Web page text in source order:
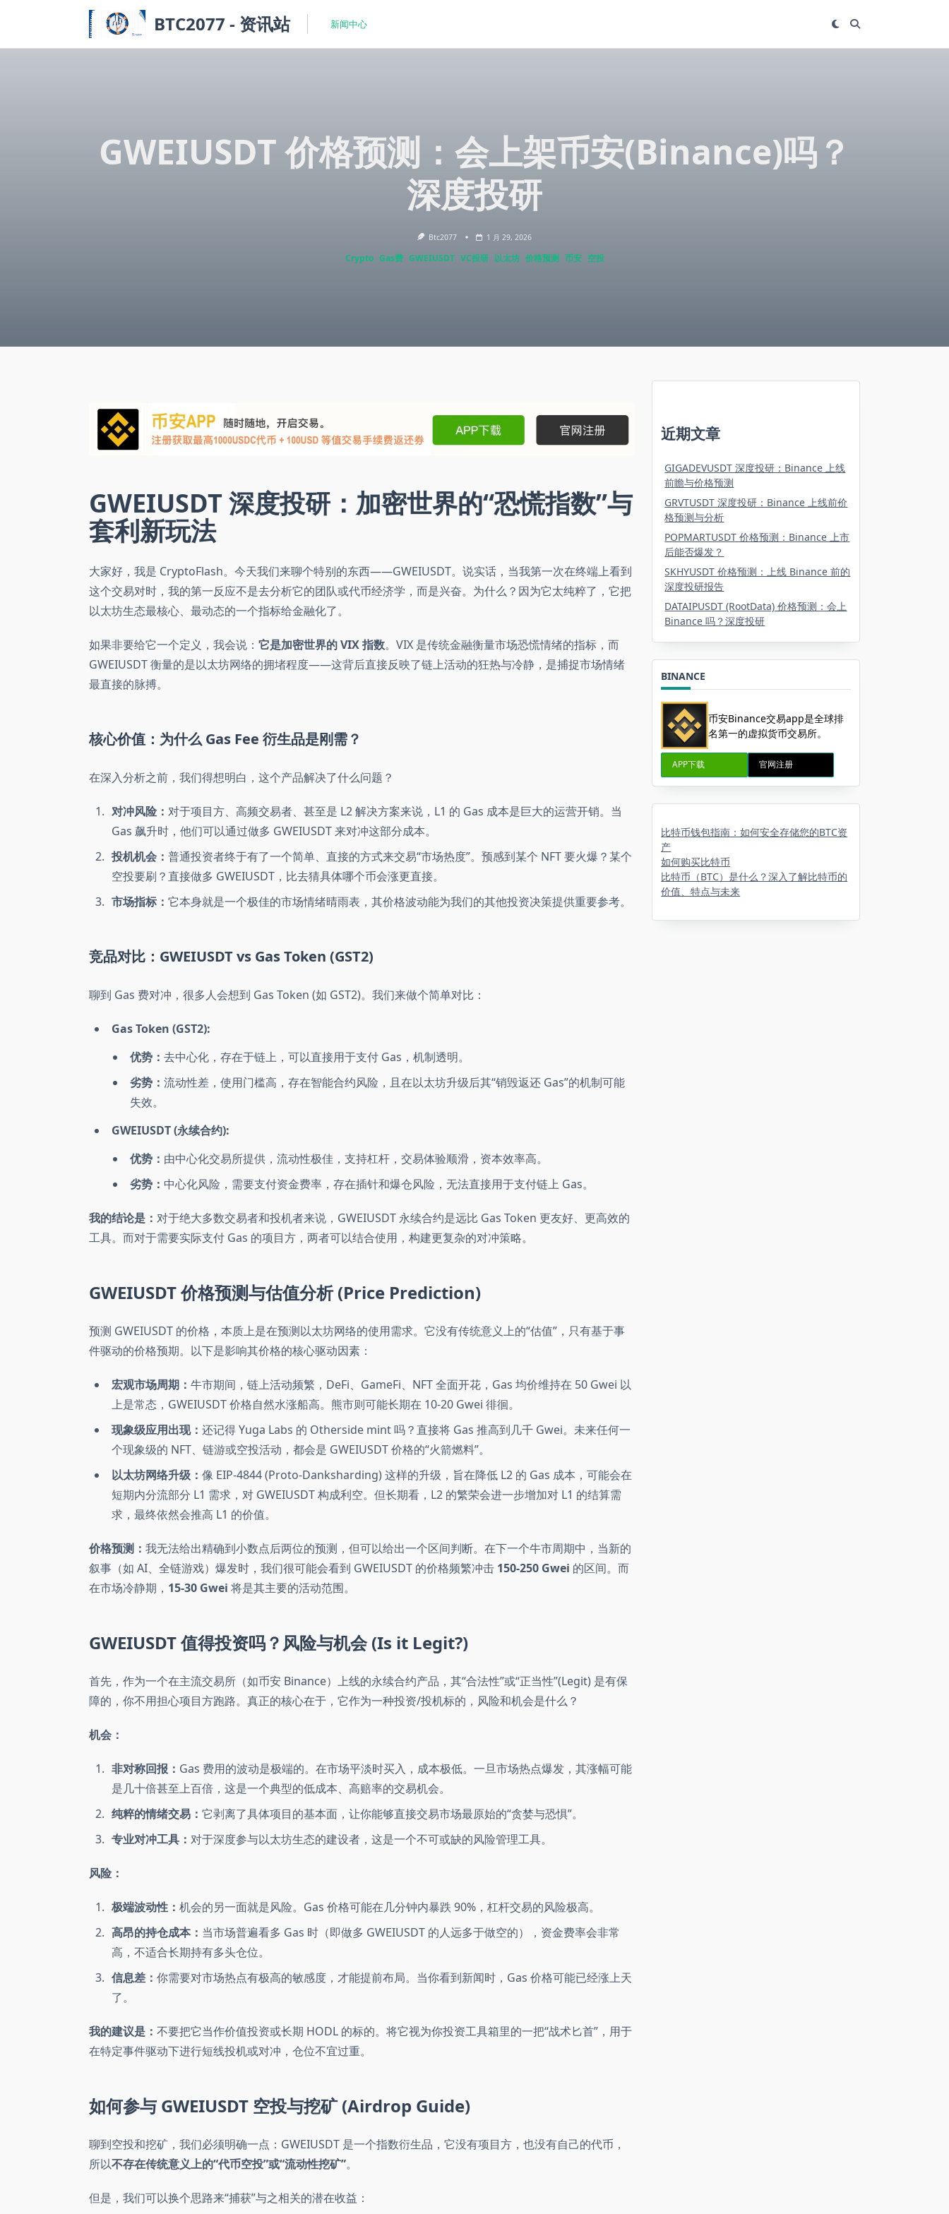
BTC2077 - 资讯站 新闻中心
GWEIUSDT 价格预测：会上架币安(Binance)吗？
深度投研
Btc2077 1 月 29, 2026
Crypto Gas费 GWEIUSDT VC投研 以太坊 价格预测 币安 空投
GWEIUSDT 深度投研：加密世界的“恐慌指数”与
套利新玩法
大家好，我是 CryptoFlash。今天我们来聊个特别的东西——GWEIUSDT。说实话，当我第一次在终端上看到
这个交易对时，我的第一反应不是去分析它的团队或代币经济学，而是兴奋。为什么？因为它太纯粹了，它把
以太坊生态最核心、最动态的一个指标给金融化了。
如果非要给它一个定义，我会说： 它是加密世界的 VIX 指数。VIX 是传统金融衡量市场恐慌情绪的指标，而
GWEIUSDT 衡量的是以太坊网络的拥堵程度——这背后直接反映了链上活动的狂热与冷静，是捕捉市场情绪
最直接的脉搏。
核心价值：为什么 Gas Fee 衍生品是刚需？
在深入分析之前，我们得想明白，这个产品解决了什么问题？
对冲风险： 对于项目方、高频交易者、甚至是 L2 解决方案来说，L1 的 Gas 成本是巨大的运营开销。当
Gas 飙升时，他们可以通过做多 GWEIUSDT 来对冲这部分成本。
投机机会： 普通投资者终于有了一个简单、直接的方式来交易“市场热度”。预感到某个 NFT 要火爆？某个
空投要刷？直接做多 GWEIUSDT，比去猜具体哪个币会涨更直接。
市场指标： 它本身就是一个极佳的市场情绪晴雨表，其价格波动能为我们的其他投资决策提供重要参考。
竞品对比：GWEIUSDT vs Gas Token (GST2)
聊到 Gas 费对冲，很多人会想到 Gas Token (如 GST2)。我们来做个简单对比：
Gas Token (GST2):
优势： 去中心化，存在于链上，可以直接用于支付 Gas，机制透明。
劣势： 流动性差，使用门槛高，存在智能合约风险，且在以太坊升级后其“销毁返还 Gas”的机制可能
失效。
GWEIUSDT (永续合约):
优势： 由中心化交易所提供，流动性极佳，支持杠杆，交易体验顺滑，资本效率高。
劣势： 中心化风险，需要支付资金费率，存在插针和爆仓风险，无法直接用于支付链上 Gas。
我的结论是： 对于绝大多数交易者和投机者来说，GWEIUSDT 永续合约是远比 Gas Token 更友好、更高效的
工具。而对于需要实际支付 Gas 的项目方，两者可以结合使用，构建更复杂的对冲策略。
GWEIUSDT 价格预测与估值分析 (Price Prediction)
预测 GWEIUSDT 的价格，本质上是在预测以太坊网络的使用需求。它没有传统意义上的“估值”，只有基于事
件驱动的价格预期。以下是影响其价格的核心驱动因素：
宏观市场周期： 牛市期间，链上活动频繁，DeFi、GameFi、NFT 全面开花，Gas 均价维持在 50 Gwei 以
上是常态，GWEIUSDT 价格自然水涨船高。熊市则可能长期在 10-20 Gwei 徘徊。
现象级应用出现： 还记得 Yuga Labs 的 Otherside mint 吗？直接将 Gas 推高到几千 Gwei。未来任何一
个现象级的 NFT、链游或空投活动，都会是 GWEIUSDT 价格的“火箭燃料”。
以太坊网络升级： 像 EIP-4844 (Proto-Danksharding) 这样的升级，旨在降低 L2 的 Gas 成本，可能会在
短期内分流部分 L1 需求，对 GWEIUSDT 构成利空。但长期看，L2 的繁荣会进一步增加对 L1 的结算需
求，最终依然会推高 L1 的价值。
价格预测： 我无法给出精确到小数点后两位的预测，但可以给出一个区间判断。在下一个牛市周期中，当新的
叙事（如 AI、全链游戏）爆发时，我们很可能会看到 GWEIUSDT 的价格频繁冲击 150-250 Gwei 的区间。而
在市场冷静期， 15-30 Gwei 将是其主要的活动范围。
GWEIUSDT 值得投资吗？风险与机会 (Is it Legit?)
首先，作为一个在主流交易所（如币安 Binance）上线的永续合约产品，其“合法性”或“正当性”(Legit) 是有保
障的，你不用担心项目方跑路。真正的核心在于，它作为一种投资/投机标的，风险和机会是什么？
机会：
非对称回报： Gas 费用的波动是极端的。在市场平淡时买入，成本极低。一旦市场热点爆发，其涨幅可能
是几十倍甚至上百倍，这是一个典型的低成本、高赔率的交易机会。
纯粹的情绪交易： 它剥离了具体项目的基本面，让你能够直接交易市场最原始的“贪婪与恐惧”。
专业对冲工具： 对于深度参与以太坊生态的建设者，这是一个不可或缺的风险管理工具。
风险：
极端波动性： 机会的另一面就是风险。Gas 价格可能在几分钟内暴跌 90%，杠杆交易的风险极高。
高昂的持仓成本： 当市场普遍看多 Gas 时（即做多 GWEIUSDT 的人远多于做空的），资金费率会非常
高，不适合长期持有多头仓位。
信息差： 你需要对市场热点有极高的敏感度，才能提前布局。当你看到新闻时，Gas 价格可能已经涨上天
了。
我的建议是： 不要把它当作价值投资或长期 HODL 的标的。将它视为你投资工具箱里的一把“战术匕首”，用于
在特定事件驱动下进行短线投机或对冲，仓位不宜过重。
如何参与 GWEIUSDT 空投与挖矿 (Airdrop Guide)
聊到空投和挖矿，我们必须明确一点：GWEIUSDT 是一个指数衍生品，它没有项目方，也没有自己的代币，
所以不存在传统意义上的“代币空投”或“流动性挖矿”。
但是，我们可以换个思路来“捕获”与之相关的潜在收益：
近期文章
GIGADEVUSDT 深度投研：Binance 上线
前瞻与价格预测
GRVTUSDT 深度投研：Binance 上线前价
格预测与分析
POPMARTUSDT 价格预测：Binance 上市
后能否爆发？
SKHYUSDT 价格预测：上线 Binance 前的
深度投研报告
DATAIPUSDT (RootData) 价格预测：会上
Binance 吗？深度投研
BINANCE
币安Binance交易app是全球排
名第一的虚拟货币交易所。
APP下载 官网注册
比特币钱包指南：如何安全存储您的BTC资
产
如何购买比特币
比特币（BTC）是什么？深入了解比特币的
价值、特点与未来